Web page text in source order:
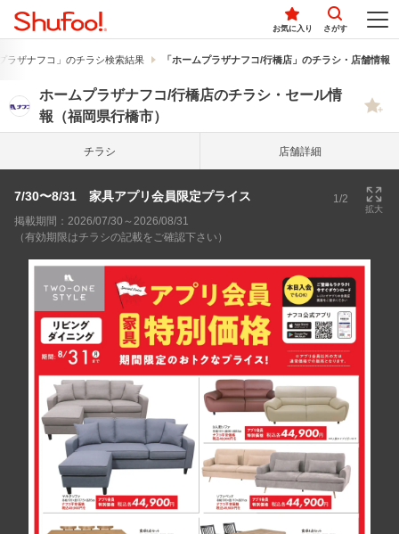
お気に入り さがす
ラザナフコ」のチラシ検索結果 「ホームプラザナフコ/行橋店」のチラシ・店舗情報
ホームプラザナフコ/行橋店のチラシ・セール情
報（福岡県行橋市）
チラシ 店舗詳細
7/30〜8/31 家具アプリ会員限定プライス 1/2
拡大
掲載期間：2026/07/30～2026/08/31
（有効期限はチラシの記載をご確認下さい）